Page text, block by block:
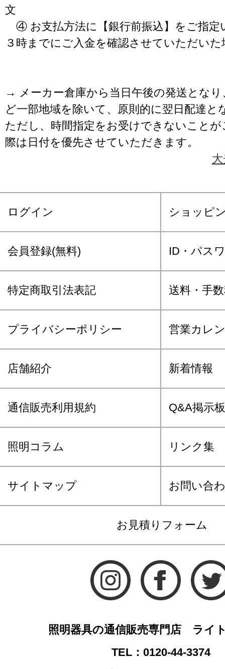
文
④ お支払方法に【銀行前振込】をご指定
３時までにご入金を確認させていただいた
→ メーカー倉庫から当日午後の発送となり
ど一部地域を除いて、原則的に翌日配達と
ただし、時間指定をお受けできないこと
際は日付を優先させていただきます。
ログイン ショッピ
会員登録(無料) ID・パス
特定商取引法表記 送料・手
プライバシーポリシー 営業カレ
店舗紹介 新着情報
通信販売利用規約 Q&A掲示板
照明コラム リンク集
サイトマップ お問い合
お見積りフォーム
照明器具の通信販売専門店 ライ
TEL：0120-44-3374